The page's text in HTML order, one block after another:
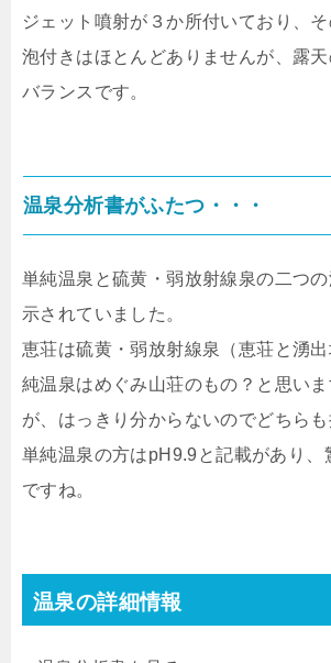
ジェット噴射が３か所付いており、
泡付きはほとんどありませんが、露
バランスです。
温泉分析書がふたつ・・・
単純温泉と硫黄・弱放射線泉の二つ
示されていました。
恵荘は硫黄・弱放射線泉（恵荘と湧
純温泉はめぐみ山荘のもの？と思いま
が、はっきり分からないのでどちらも
単純温泉の方はpH9.9と記載があり、
ですね。
温泉の詳細情報